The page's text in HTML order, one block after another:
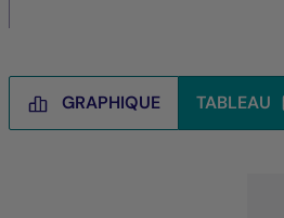
GRAPHIQUE TABLEAU